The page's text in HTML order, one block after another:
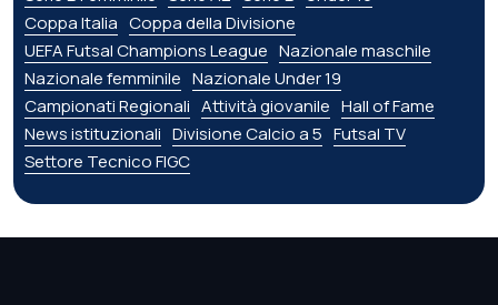
Coppa Italia Coppa della Divisione
UEFA Futsal Champions League Nazionale maschile
Nazionale femminile Nazionale Under 19
Campionati Regionali Attività giovanile Hall of Fame
News istituzionali Divisione Calcio a 5 Futsal TV
Settore Tecnico FIGC